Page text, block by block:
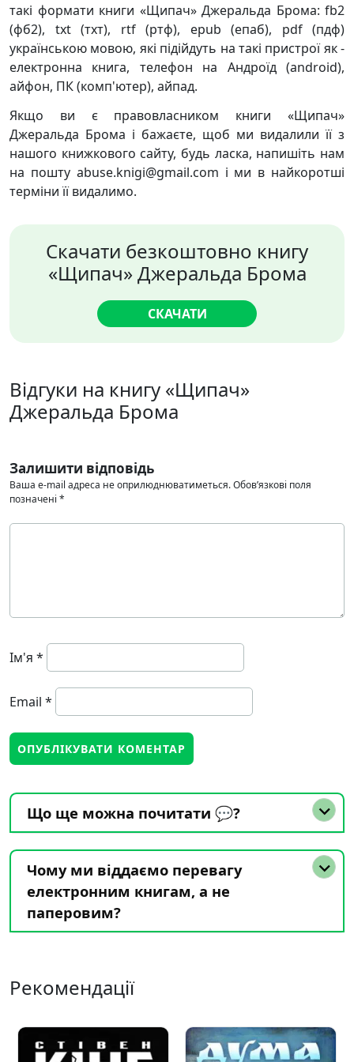
такі формати книги «Щипач» Джеральда Брома: fb2
(фб2), txt (тхт), rtf (ртф), epub (епаб), pdf (пдф)
українською мовою, які підійдуть на такі пристрої як -
електронна книга, телефон на Андроїд (android),
айфон, ПК (комп'ютер), айпад.
Якщо ви є правовласником книги «Щипач»
Джеральда Брома і бажаєте, щоб ми видалили її з
нашого книжкового сайту, будь ласка, напишіть нам
на пошту abuse.knigi@gmail.com і ми в найкоротші
терміни її видалимо.
Скачати безкоштовно книгу
«Щипач» Джеральда Брома
СКАЧАТИ
Відгуки на книгу «Щипач»
Джеральда Брома
Залишити відповідь
Ваша e-mail адреса не оприлюднюватиметься.Обов’язкові поля
позначені *
Ім'я *
Email *
Що ще можна почитати 💬?
Чому ми віддаємо перевагу
електронним книгам, а не
паперовим?
Рекомендації